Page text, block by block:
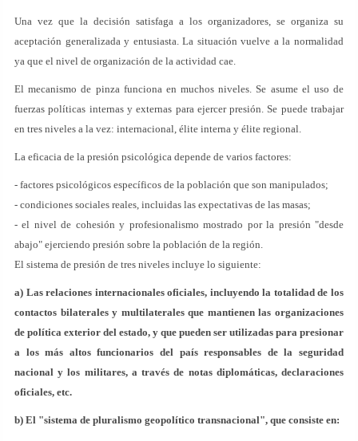
Una vez que la decisión satisfaga a los organizadores, se organiza su
aceptación generalizada y entusiasta. La situación vuelve a la normalidad
ya que el nivel de organización de la actividad cae.
El mecanismo de pinza funciona en muchos niveles. Se asume el uso de
fuerzas políticas internas y externas para ejercer presión. Se puede trabajar
en tres niveles a la vez: internacional, élite interna y élite regional.
La eficacia de la presión psicológica depende de varios factores:
- factores psicológicos específicos de la población que son manipulados;
- condiciones sociales reales, incluidas las expectativas de las masas;
- el nivel de cohesión y profesionalismo mostrado por la presión "desde
abajo" ejerciendo presión sobre la población de la región.
El sistema de presión de tres niveles incluye lo siguiente:
a) Las relaciones internacionales oficiales, incluyendo la totalidad de los
contactos bilaterales y multilaterales que mantienen las organizaciones
de política exterior del estado, y que pueden ser utilizadas para presionar
a los más altos funcionarios del país responsables de la seguridad
nacional y los militares, a través de notas diplomáticas, declaraciones
oficiales, etc.
b) El "sistema de pluralismo geopolítico transnacional", que consiste en: